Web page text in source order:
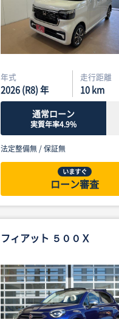
年式
2026 (R8) 年
走行距離
10km
通常ローン
実質年率4.9%
法定整備無 /保証無
いますぐ
ローン審査
フィアット ５００Ｘ